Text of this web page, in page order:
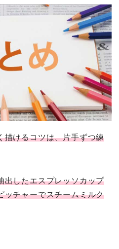
描けるコツは、片手ずつ練
出したエスプレッソカップ
ッチャーでスチームミルク